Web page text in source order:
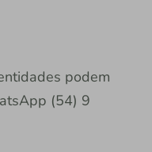
podem
(54) 9